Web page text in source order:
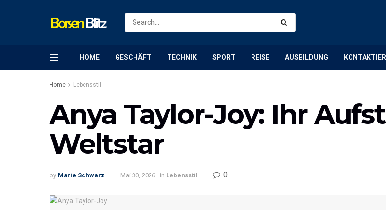
HOME GESCHÄFT TECHNIK SPORT REISE AUSBILDUNG
Home Lebensstil
Anya Taylor-Joy: Ihr
Weltstar
by Marie Schwarz Mai 30, 2026 in Lebensstil 0